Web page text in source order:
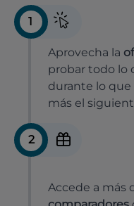
1
Aprovecha la
probar todo lo
durante lo
más el
2
Accede a más